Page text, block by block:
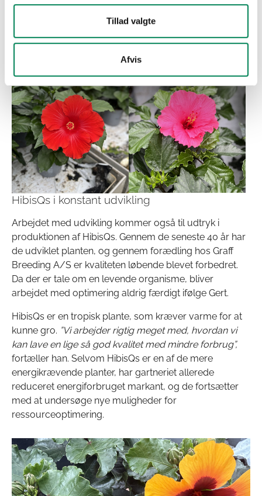
Tillad valgte
Afvis
handler om at være realistisk, holde øje med
udviklingen og forsøge at forberede sig på fremtiden.
HibisQs i konstant udvikling
Arbejdet med udvikling kommer også til udtryk i
produktionen af HibisQs. Gennem de seneste 40 år har
de udviklet planten, og gennem forædling hos Graff
Breeding A/S er kvaliteten løbende blevet forbedret.
Da der er tale om en levende organisme, bliver
arbejdet med optimering aldrig færdigt ifølge Gert.
HibisQs er en tropisk plante, som kræver varme for at
kunne gro. ”Vi arbejder rigtig meget med, hvordan vi
kan lave en lige så god kvalitet med mindre forbrug”,
fortæller han. Selvom HibisQs er en af de mere
energikrævende planter, har gartneriet allerede
reduceret energiforbruget markant, og de fortsætter
med at undersøge nye muligheder for
ressourceoptimering.